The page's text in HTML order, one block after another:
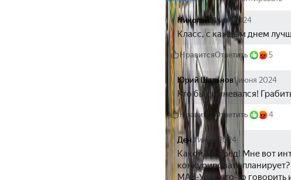
Николай31 мая 2024
Класс, с каждым днем
НравитсяОтветить 5
Юрий Шальнов1 июня 2024
Кто бы сомневался!
Нравится Ответить 4
Ден3 июня 2024
Какой же бред! Мне вот
конкурировать
МАЗ-Урал что-то